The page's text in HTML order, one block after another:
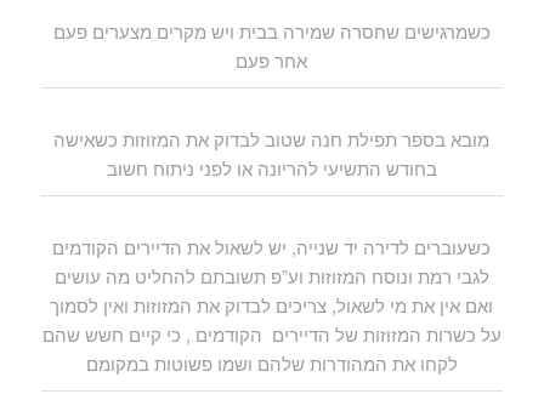
כשמרגישים שחסרה שמירה בבית ויש מקרים מצערים פעם
אחר פעם
מובא בספר תפילת חנה שטוב לבדוק את המזוזות כשאישה
בחודש התשיעי להריונה או לפני ניתוח חשוב
כשעוברים לדירה יד שנייה, יש לשאול את הדיירים הקודמים
לגבי רמת ונוסח המזוזות וע”פ תשובתם להחליט מה עושים
ואם אין את מי לשאול, צריכים לבדוק את המזוזות ואין לסמוך
על כשרות המזוזות של הדיירים הקודמים , כי קיים חשש שהם
לקחו את המהודרות שלהם ושמו פשוטות במקומם